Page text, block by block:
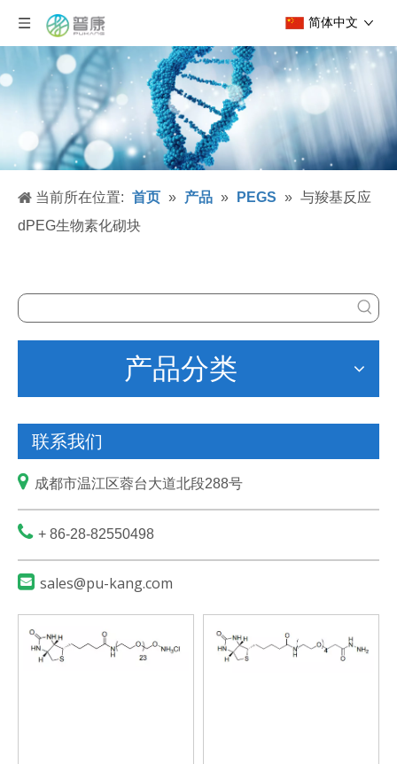
简体中文
当前所在位置: 首页 » 产品 » PEGS » 与羧基反应
dPEG生物素化砌块
产品分类
联系我们
 成都市温江区蓉台大道北段288号
 + 86-28-82550498
 sales@pu-kang.com